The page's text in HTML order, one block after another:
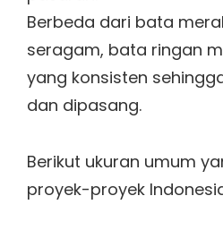
Berbeda dari bata
seragam, bata ringan
yang konsisten
dan dipasang.
Berikut ukuran umum
proyek-proyek